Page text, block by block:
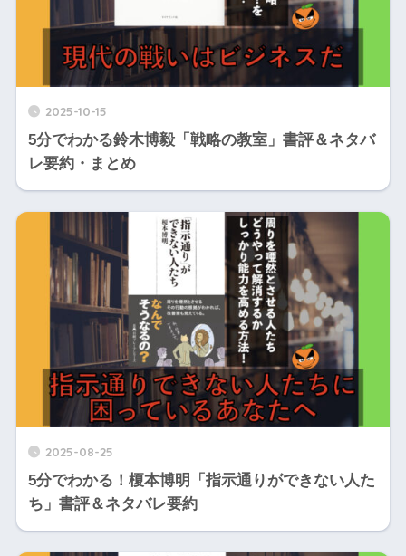
2025-10-15
5分でわかる鈴木博毅「戦略の教室」書評＆ネタバ
レ要約・まとめ
2025-08-25
5分でわかる！榎本博明「指示通りができない人た
ち」書評＆ネタバレ要約